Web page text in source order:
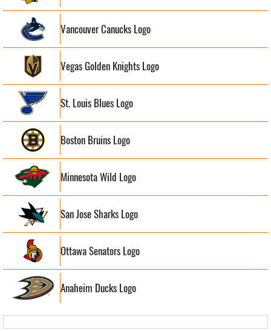
Vancouver Canucks Logo
Vegas Golden Knights Logo
St. Louis Blues Logo
Boston Bruins Logo
Minnesota Wild Logo
San Jose Sharks Logo
Ottawa Senators Logo
Anaheim Ducks Logo